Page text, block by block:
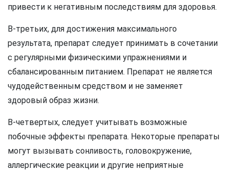
привести к негативным последствиям для здоровья.
В-третьих, для достижения максимального
результата, препарат следует принимать в сочетании
с регулярными физическими упражнениями и
сбалансированным питанием. Препарат не является
чудодейственным средством и не заменяет
здоровый образ жизни.
В-четвертых, следует учитывать возможные
побочные эффекты препарата. Некоторые препараты
могут вызывать сонливость, головокружение,
аллергические реакции и другие неприятные